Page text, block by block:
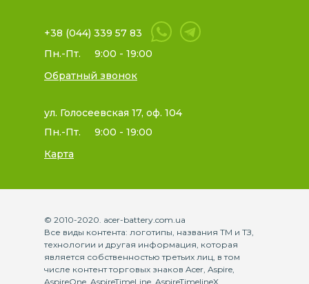
+38 (044) 339 57 83
Пн.-Пт.
9:00 - 19:00
Обратный звонок
ул. Голосеевская 17, оф. 104
Пн.-Пт.
9:00 - 19:00
Карта
© 2010-2020. acer-battery.com.ua
Все виды контента: логотипы, названия ТМ и ТЗ,
технологии и другая информация, которая
является собственностью третьих лиц, в том
числе контент торговых знаков Acer, Aspire,
AspireOne, AspireTimeLine, AspireTimelineX,